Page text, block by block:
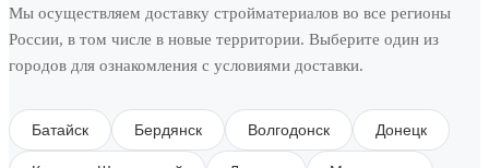
Мы осуществляем доставку стройматериалов во все регионы
России, в том числе в новые территории. Выберите один из
городов для ознакомления с условиями доставки.
Батайск Бердянск Волгодонск Донецк